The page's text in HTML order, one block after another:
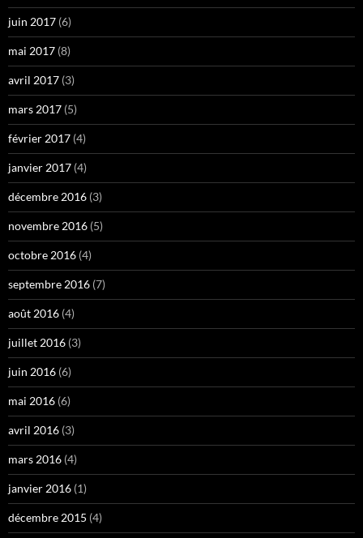
juin 2017 (6)
mai 2017 (8)
avril 2017 (3)
mars 2017 (5)
février 2017 (4)
janvier 2017 (4)
décembre 2016 (3)
novembre 2016 (5)
octobre 2016 (4)
septembre 2016 (7)
août 2016 (4)
juillet 2016 (3)
juin 2016 (6)
mai 2016 (6)
avril 2016 (3)
mars 2016 (4)
janvier 2016 (1)
décembre 2015 (4)